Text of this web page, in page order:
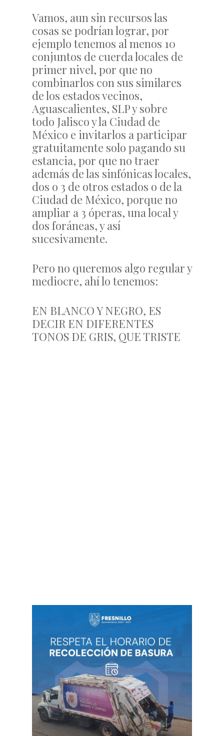
Vamos, aun sin recursos las
cosas se podrían lograr, por
ejemplo tenemos al menos 10
conjuntos de cuerda locales de
primer nivel, por que no
combinarlos con sus similares
de los estados vecinos,
Aguascalientes, SLP y sobre
todo Jalisco y la Ciudad de
México e invitarlos a participar
gratuitamente solo pagando su
estancia, por que no traer
además de las sinfónicas locales,
dos o 3 de otros estados o de la
Ciudad de México, porque no
ampliar a 3 óperas, una local y
dos foráneas, y así
sucesivamente.
Pero no queremos algo regular y
mediocre, ahí lo tenemos:
EN BLANCO Y NEGRO, ES
DECIR EN DIFERENTES
TONOS DE GRIS, QUE TRISTE